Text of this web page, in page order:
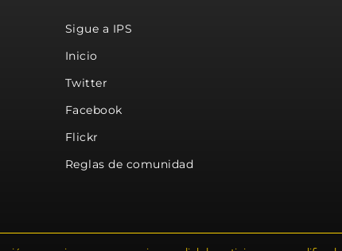
Sigue a IPS
Inicio
Twitter
Facebook
Flickr
Reglas de comunidad